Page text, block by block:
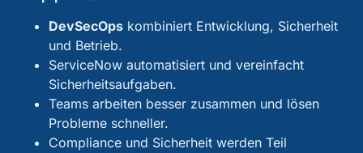
DevSecOps kombiniert Entwicklung, Sicherheit
und Betrieb.
ServiceNow automatisiert und vereinfacht
Sicherheitsaufgaben.
Teams arbeiten besser zusammen und lösen
Probleme schneller.
Compliance und Sicherheit werden Teil